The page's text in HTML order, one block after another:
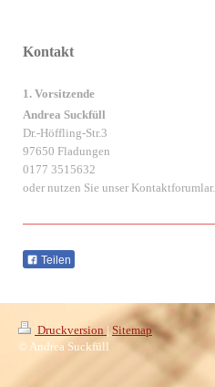
Kontakt
1. Vorsitzende
Andrea Suckfüll
Dr.-Höffling-Str.3
97650 Fladungen
0177 3515632
oder nutzen Sie unser Kontaktforumlar.
Teilen
Druckversion | Sitemap
© Andrea Suckfüll